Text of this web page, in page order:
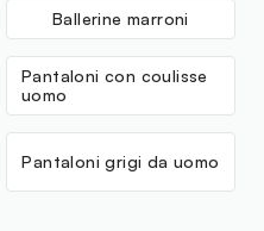
Ballerine marroni
Pantaloni con coulisse
uomo
Pantaloni grigi da uomo